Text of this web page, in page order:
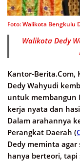
Foto: Walikota Bengkulu
Walikota Dedy
Kantor-
Dedy Wahyudi
untuk membangun
kerja nyata dan
Dalam arahannya
Perangkat Daerah (
Dedy meminta
hanya berteori,